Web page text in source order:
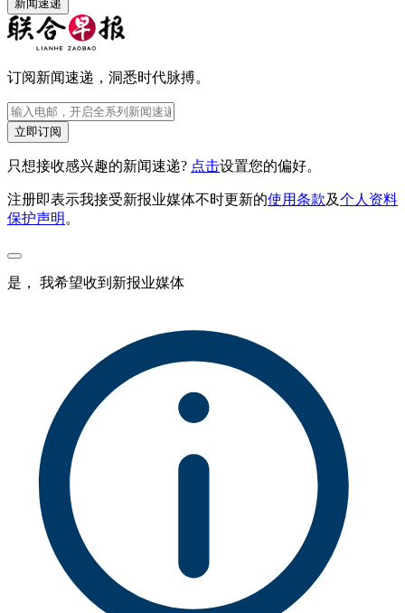
新闻速递
订阅新闻速递，洞悉时代脉搏。
立即订阅
只想接收感兴趣的新闻速递? 点击设置您的偏好。
注册即表示我接受新报业媒体不时更新的使用条款及个人资料
保护声明 。
是， 我希望收到新报业媒体